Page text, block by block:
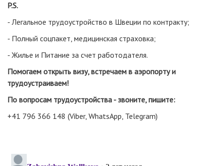
P.S.
- Легальное трудоустройство в Швеции по контракту;
- Полный соцпакет, медицинская страховка;
- Жилье и Питание за счет работодателя.
Помогаем открыть визу, встречаем в аэропорту и
трудоустраиваем!
По вопросам трудоустройства - звоните, пишите:
+41 796 366 148 (Viber, WhatsApp, Telegram)